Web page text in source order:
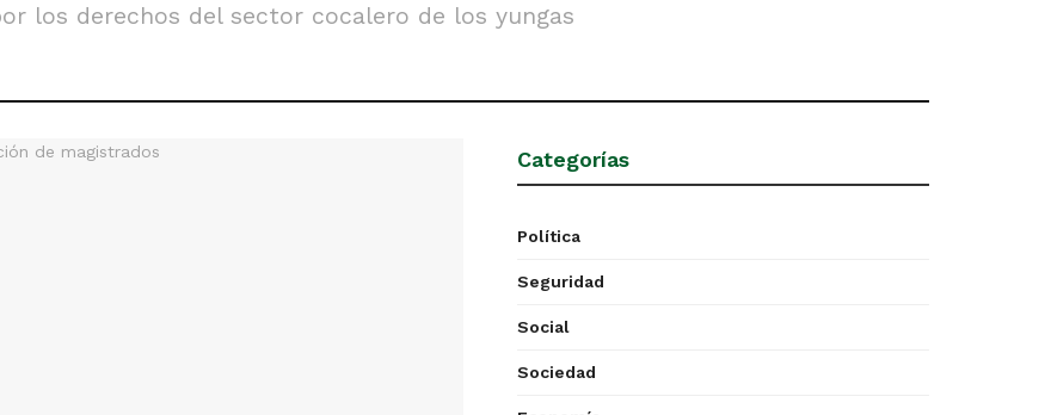
los derechos del sector cocalero de los yungas
Categorías
Política
Seguridad
Social
Sociedad